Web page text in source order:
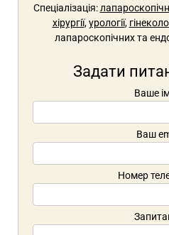
Спеціалізація:
хірургії,урології,
лапароскопічних та
Задати
Ваше
Ваш
Номер